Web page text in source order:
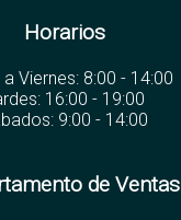
Horarios
a Viernes: 8:00 - 14:00
16:00 - 19:00
9:00 - 14:00
de Ventas